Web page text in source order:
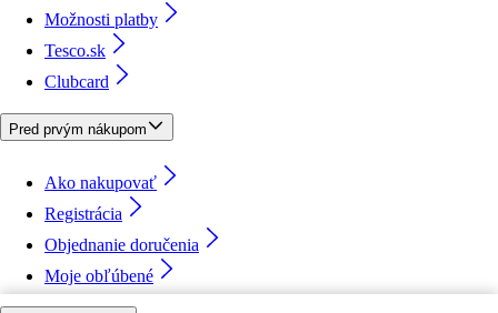
Možnosti platby
Tesco.sk
Clubcard
Pred prvým nákupom
Ako nakupovať
Registrácia
Objednanie doručenia
Moje obľúbené